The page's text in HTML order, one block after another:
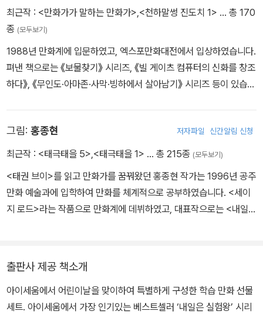
최근작 : <만화가가 말하는 만화가>,<천하말썽 진도치 1> … 총 170
종 (모두보기)
1988년 만화계에 입문하였고, 엑스포만화대전에서 입상하였습니다.
펴낸 책으로는 《보물찾기》 시리즈, 《빌 게이츠 컴퓨터의 신화를 창조
하다》, 《무인도·아마존·사막·빙하에서 살아남기》 시리즈 등이 있습니
그림: 홍종현 저자파일 신간알림 신청
최근작 : <태극태을 5>,<태극태을 1> … 총 215종 (모두보기)
<태권 브이>를 읽고 만화가를 꿈꿔왔던 홍종현 작가는 1996년 공주
만화 예술과에 입학하여 만화를 체계적으로 공부하였습니다. <세이
지 로드>라는 작품으로 만화계에 데뷔하였고, 대표작으로는 <내일은
출판사 제공 책소개
아이세움에서 어린이날을 맞이하여 특별하게 구성한 학습 만화 선물
세트. 아이세움에서 가장 인기있는 베스트셀러 ‘내일은 실험왕’ 시리